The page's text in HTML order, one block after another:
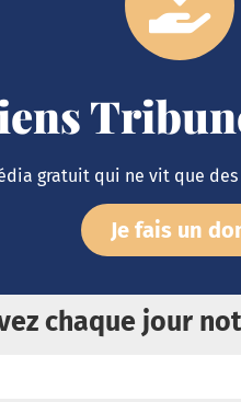
gratuit qui ne vit que
Je fais un
chaque jour